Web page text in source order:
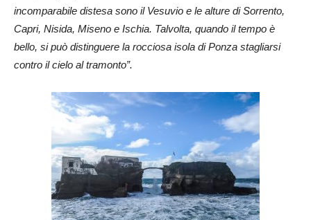
incomparabile distesa sono il Vesuvio e le alture di Sorrento,
Capri, Nisida, Miseno e Ischia. Talvolta, quando il tempo è
bello, si può distinguere la rocciosa isola di Ponza stagliarsi
contro il cielo al tramonto”.